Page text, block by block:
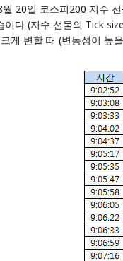
20일 코스피200 지수
이다 (지수 선물의 Tick
게 변할 때 (변동성이 높